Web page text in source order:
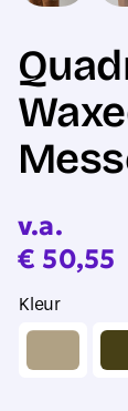
v.a.
€ 50,55
Kleur